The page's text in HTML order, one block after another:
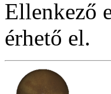
Ellenkező
érhető el.